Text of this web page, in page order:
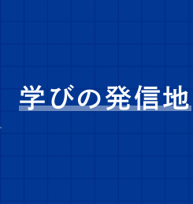
学びの発信地